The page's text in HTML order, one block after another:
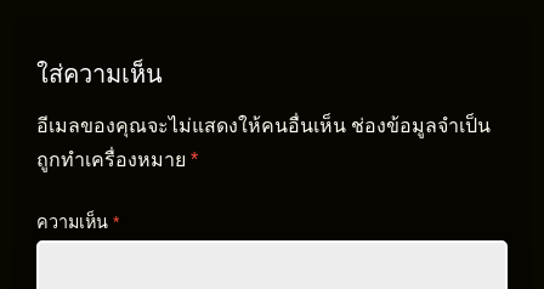
ใส่ความเห็น
อีเมลของคุณจะไม่แสดงให้คนอื่นเห็น ช่องข้อมูลจำเป็น
ถูกทำเครื่องหมาย *
ความเห็น *